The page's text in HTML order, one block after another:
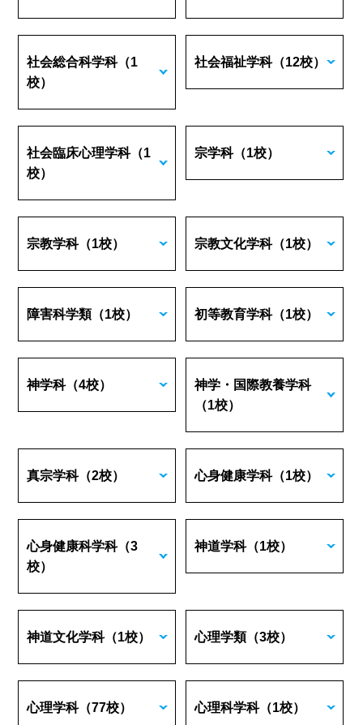
社会総合科学科（1
校）
社会福祉学科（12校）
社会臨床心理学科（1
校）
宗学科（1校）
宗教学科（1校） 宗教文化学科（1校）
障害科学類（1校） 初等教育学科（1校）
神学科（4校）
神学・国際教養学科
（1校）
真宗学科（2校） 心身健康学科（1校）
心身健康科学科（3
校）
神道学科（1校）
神道文化学科（1校） 心理学類（3校）
心理学科（77校） 心理科学科（1校）